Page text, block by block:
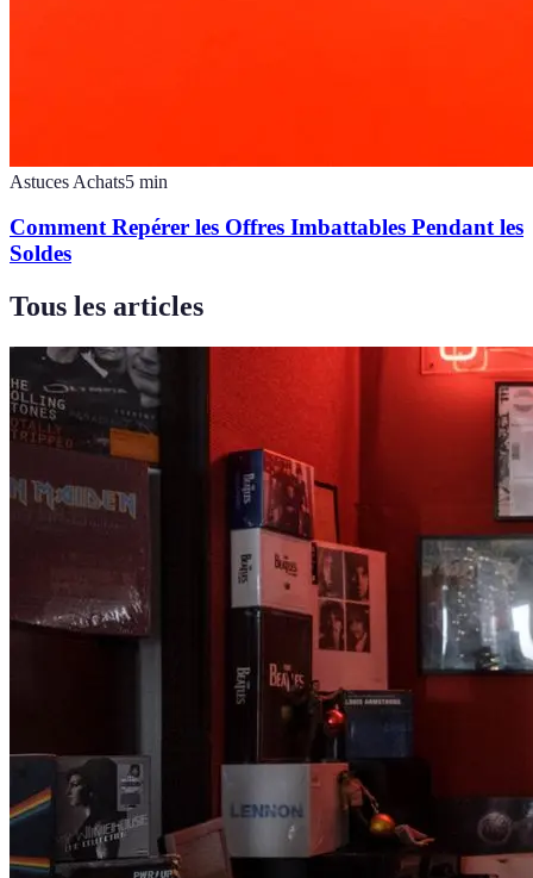
Astuces Achats5 min
Comment Repérer les Offres Imbattables Pendant les
Soldes
Tous les articles